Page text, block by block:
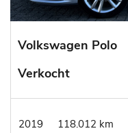
Volkswagen Polo
Verkocht
2019 118.012 km